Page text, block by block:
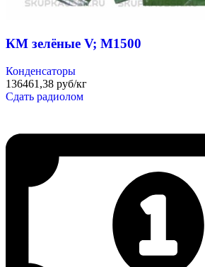
КМ зелёные V; М1500
Конденсаторы
136461,38 руб/кг
Сдать радиолом